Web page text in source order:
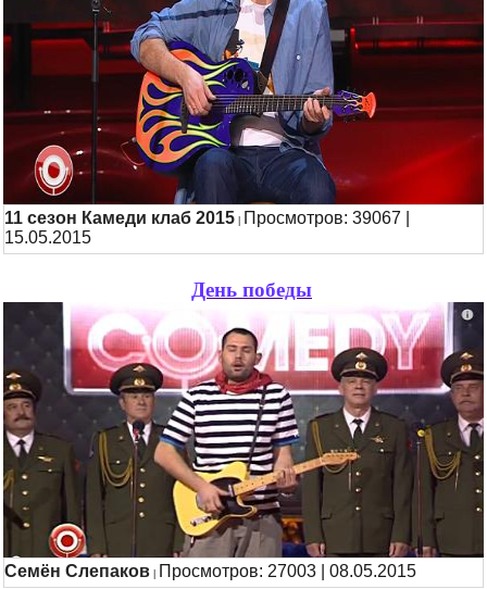
11 сезон Камеди клаб 2015 Просмотров: 39067 |
15.05.2015
День победы
Семён Слепаков Просмотров: 27003 | 08.05.2015